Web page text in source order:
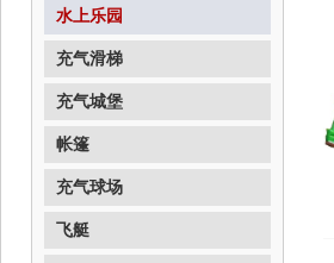
水上乐园
充气滑梯
充气城堡
帐篷
充气球场
飞艇